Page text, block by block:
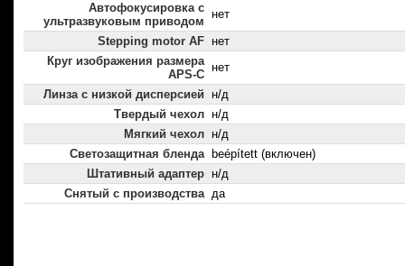
Автофокусировка с
ультразвуковым приводом
нет
Stepping motor AF нет
Круг изображения размера
APS-C
нет
Линза с низкой дисперсией
н/д
Твердый чехол н/д
Мягкий чехол н/д
Светозащитная бленда
beépített (включен)
Штативный адаптер н/д
Снятый с производства да